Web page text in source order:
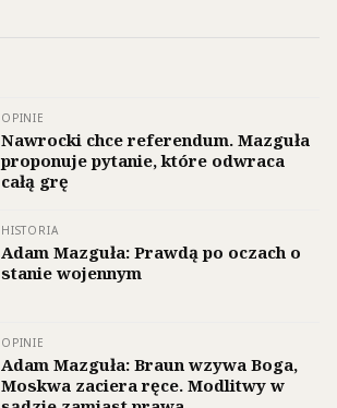
OPINIE
Nawrocki chce referendum. Mazguła
proponuje pytanie, które odwraca
całą grę
HISTORIA
Adam Mazguła: Prawdą po oczach o
stanie wojennym
OPINIE
Adam Mazguła: Braun wzywa Boga,
Moskwa zaciera ręce. Modlitwy w